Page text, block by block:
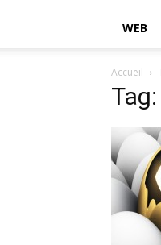
WEB
Accueil